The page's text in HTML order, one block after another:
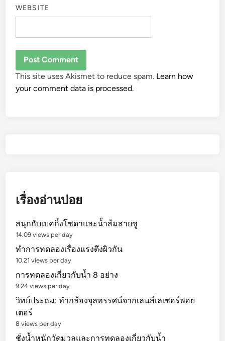
WEBSITE
This site uses Akismet to reduce spam. Learn how
your comment data is processed.
เรื่องอ่านบ่อย
สนุกกับเบคกิ้งโซดาและน้ำส้มสายชู
14.09 views per day
ทำการทดลองเรื่องแรงตึงผิวกัน
10.21 views per day
การทดลองเกี่ยวกับน้ำ 8 อย่าง
9.24 views per day
วิทย์ประถม: ทำกล้องจุลทรรศน์จากเลนส์เลเซอร์พอย
เตอร์
8 views per day
ชั่งน้ำหนักวัดมวลและการทดลองเกี่ยวกับน้ำ